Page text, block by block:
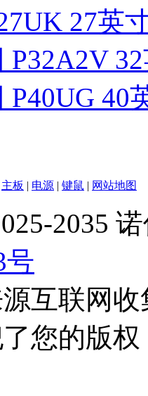
27英
P32A2V
P40UG 40
主板 | 电源 | 键鼠 | 网站地图
2035
号
互联网
您的版